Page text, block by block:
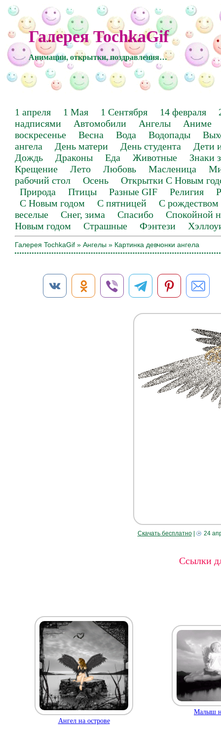
Галерея TochkaGif
Анимации, открытки, поздравления…
1 апреля 1 Мая 1 Сентября 14 февраля
надписями
Автомобили Ангелы
Аниме
воскресенье
Весна Вода Водопады
ангела
День матери День студента
Дети
Дождь
Драконы Еда Животные
Знаки
Крещение
Лето Любовь Масленица
рабочий стол
Осень
Открытки С Новым
Природа
Птицы Разные GIF Религия
С Новым годом
С пятницей
С рождеством
веселые
Снег, зима Спасибо
Спокойной
Новым годом
Страшные Фэнтези
Галерея TochkaGif » Ангелы » Картинка девчонки ангела
Скачать бесплатно| 24
Ссылки
Ангел на острове
Малыш